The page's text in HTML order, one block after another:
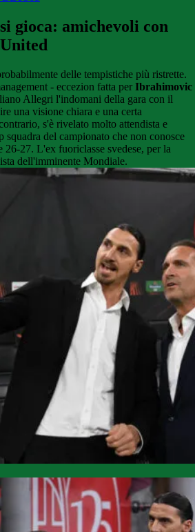
gioca: amichevoli con
delle tempistiche più ristrette.
- eccezion fatta per Ibrahimovic
Allegri l'indomani della gara con il
una visione chiara e una certa
s'è rivelato molto attendista e
squadra del campionato che non conosce
26-27. L'ex fuoriclasse svedese, per la
dell'imminente Mondiale.